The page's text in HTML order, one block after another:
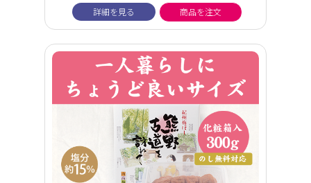
詳細を見る 商品を注文